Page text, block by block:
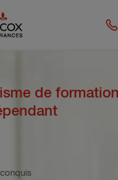
de
conquis